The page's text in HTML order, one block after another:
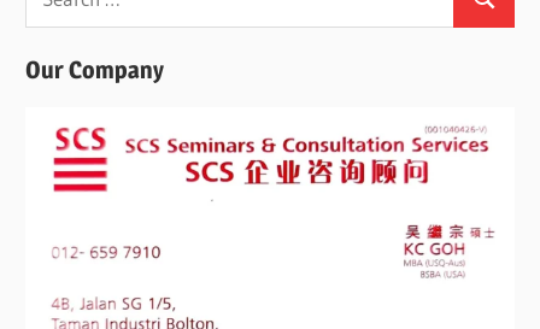
for:
Search
Our Company